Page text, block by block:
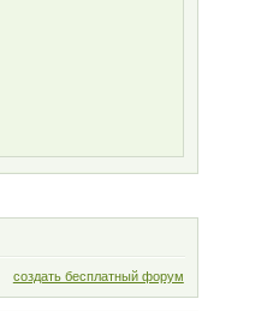
создать бесплатный форум